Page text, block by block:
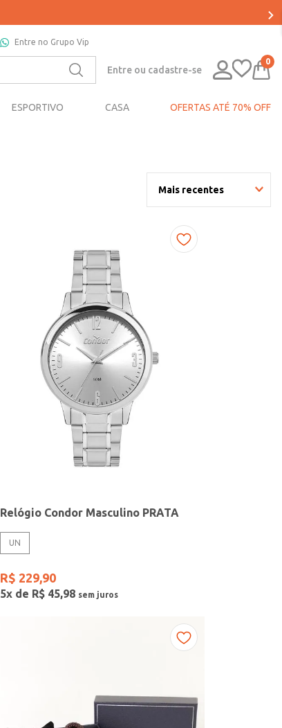
Entre no Grupo Vip
Entre ou cadastre-se
0
ESPORTIVO CASA OFERTAS ATÉ 70% OFF
Mais recentes
Relógio Condor Masculino PRATA
UN
R$ 229,90
5x de R$ 45,98